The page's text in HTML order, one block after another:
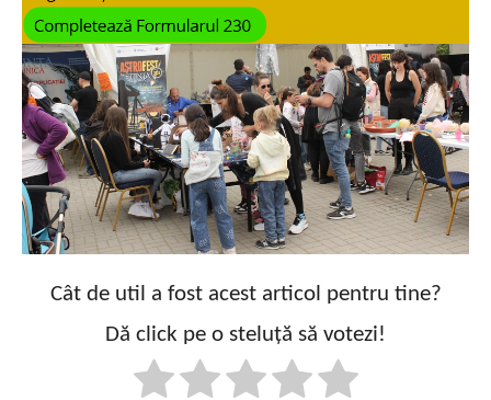
Cât de util a fost acest articol pentru tine?
Dă click pe o steluță să votezi!